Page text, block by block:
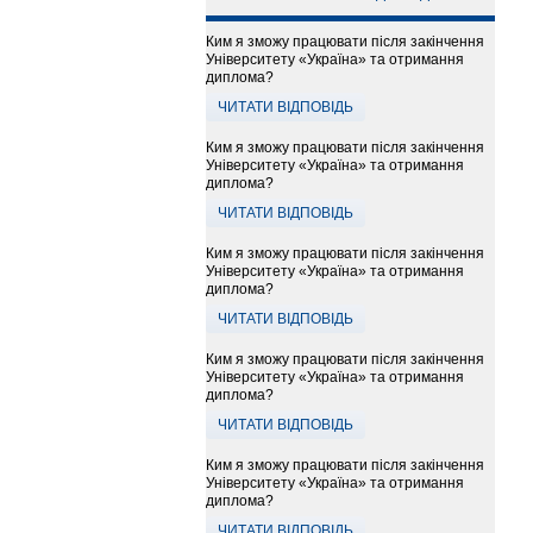
Ким я зможу працювати після закінчення
Університету «Україна» та отримання
диплома?
ЧИТАТИ ВІДПОВІДЬ
Ким я зможу працювати після закінчення
Університету «Україна» та отримання
диплома?
ЧИТАТИ ВІДПОВІДЬ
Ким я зможу працювати після закінчення
Університету «Україна» та отримання
диплома?
ЧИТАТИ ВІДПОВІДЬ
Ким я зможу працювати після закінчення
Університету «Україна» та отримання
диплома?
ЧИТАТИ ВІДПОВІДЬ
Ким я зможу працювати після закінчення
Університету «Україна» та отримання
диплома?